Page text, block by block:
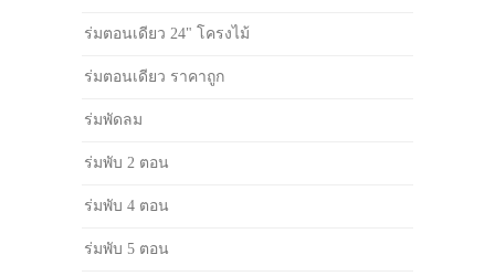
ร่มตอนเดียว 24" โครงไม้
ร่มตอนเดียว ราคาถูก
ร่มพัดลม
ร่มพับ 2 ตอน
ร่มพับ 4 ตอน
ร่มพับ 5 ตอน